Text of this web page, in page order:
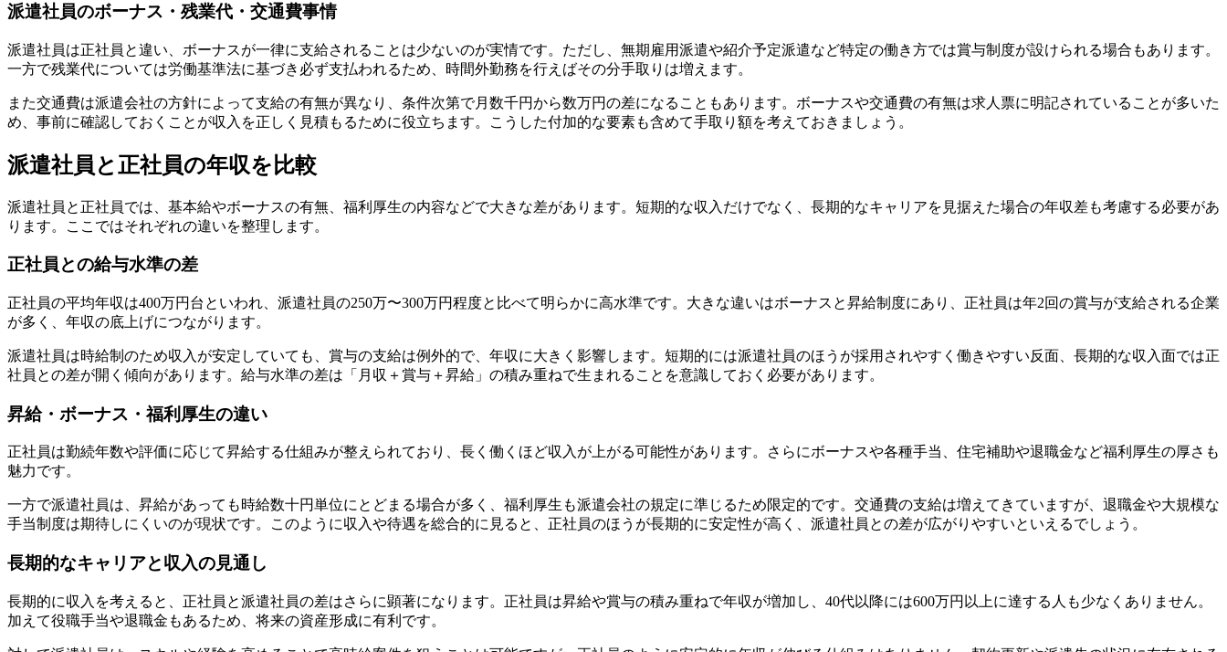
派遣社員のボーナス・残業代・交通費事情
派遣社員は正社員と違い、ボーナスが一律に支給されることは少ないのが実情です。ただし、無期雇用派遣や紹介予定派遣など特定の働き方では賞与制度が設けられる場合もあります。
一方で残業代については労働基準法に基づき必ず支払われるため、時間外勤務を行えばその分手取りは増えます。
また交通費は派遣会社の方針によって支給の有無が異なり、条件次第で月数千円から数万円の差になることもあります。ボーナスや交通費の有無は求人票に明記されていることが多いた
め、事前に確認しておくことが収入を正しく見積もるために役立ちます。こうした付加的な要素も含めて手取り額を考えておきましょう。
派遣社員と正社員の年収を比較
派遣社員と正社員では、基本給やボーナスの有無、福利厚生の内容などで大きな差があります。短期的な収入だけでなく、長期的なキャリアを見据えた場合の年収差も考慮する必要があ
ります。ここではそれぞれの違いを整理します。
正社員との給与水準の差
正社員の平均年収は400万円台といわれ、派遣社員の250万〜300万円程度と比べて明らかに高水準です。大きな違いはボーナスと昇給制度にあり、正社員は年2回の賞与が支給される企業
が多く、年収の底上げにつながります。
派遣社員は時給制のため収入が安定していても、賞与の支給は例外的で、年収に大きく影響します。短期的には派遣社員のほうが採用されやすく働きやすい反面、長期的な収入面では正
社員との差が開く傾向があります。給与水準の差は「月収＋賞与＋昇給」の積み重ねで生まれることを意識しておく必要があります。
昇給・ボーナス・福利厚生の違い
正社員は勤続年数や評価に応じて昇給する仕組みが整えられており、長く働くほど収入が上がる可能性があります。さらにボーナスや各種手当、住宅補助や退職金など福利厚生の厚さも
魅力です。
一方で派遣社員は、昇給があっても時給数十円単位にとどまる場合が多く、福利厚生も派遣会社の規定に準じるため限定的です。交通費の支給は増えてきていますが、退職金や大規模な
手当制度は期待しにくいのが現状です。このように収入や待遇を総合的に見ると、正社員のほうが長期的に安定性が高く、派遣社員との差が広がりやすいといえるでしょう。
長期的なキャリアと収入の見通し
長期的に収入を考えると、正社員と派遣社員の差はさらに顕著になります。正社員は昇給や賞与の積み重ねで年収が増加し、40代以降には600万円以上に達する人も少なくありません。
加えて役職手当や退職金もあるため、将来の資産形成に有利です。